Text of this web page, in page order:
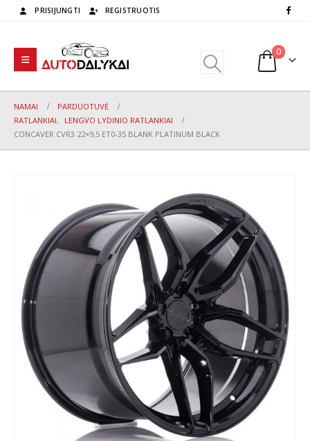
PRISIJUNGTI REGISTRUOTIS
0
NAMAI
PARDUOTUVĖ
RATLANKIAI,
LENGVO LYDINIO RATLANKIAI
CONCAVER CVR3 22×9,5 ET0-35 BLANK PLATINUM BLACK